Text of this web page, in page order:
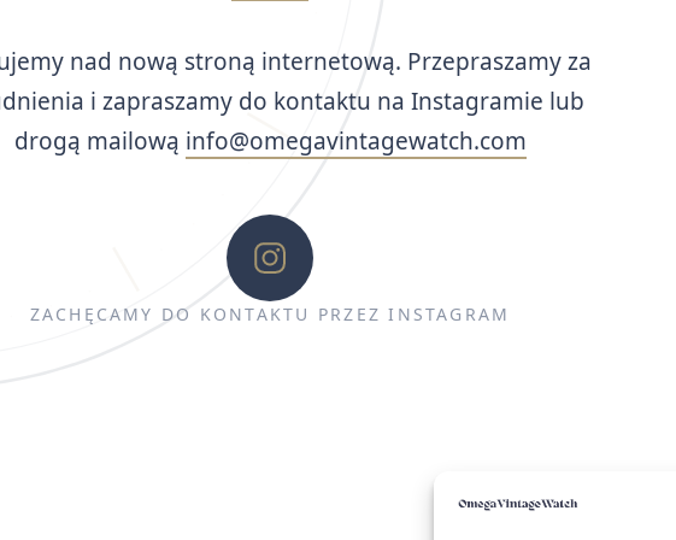
nad nową stroną internetową. Przepraszamy za
i zapraszamy do kontaktu na Instagramie lub
drogą mailową info@omegavintagewatch.com
ZACHĘCAMY DO KONTAKTU PRZEZ INSTAGRAM